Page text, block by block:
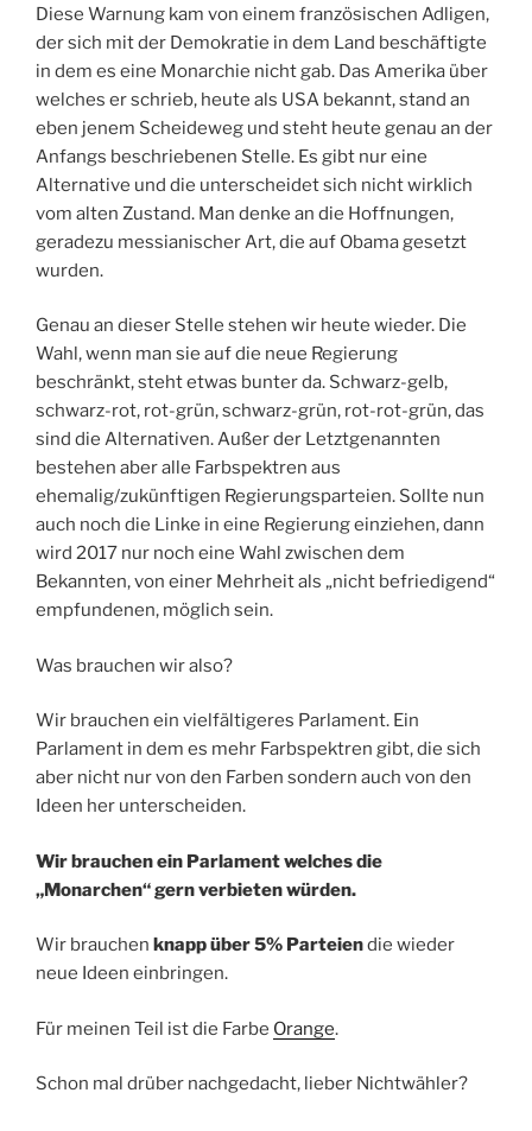
Diese Warnung kam von einem französischen Adligen,
der sich mit der Demokratie in dem Land beschäftigte
in dem es eine Monarchie nicht gab. Das Amerika über
welches er schrieb, heute als USA bekannt, stand an
eben jenem Scheideweg und steht heute genau an der
Anfangs beschriebenen Stelle. Es gibt nur eine
Alternative und die unterscheidet sich nicht wirklich
vom alten Zustand. Man denke an die Hoffnungen,
geradezu messianischer Art, die auf Obama gesetzt
wurden.
Genau an dieser Stelle stehen wir heute wieder. Die
Wahl, wenn man sie auf die neue Regierung
beschränkt, steht etwas bunter da. Schwarz-gelb,
schwarz-rot, rot-grün, schwarz-grün, rot-rot-grün, das
sind die Alternativen. Außer der Letztgenannten
bestehen aber alle Farbspektren aus
ehemalig/zukünftigen Regierungsparteien. Sollte nun
auch noch die Linke in eine Regierung einziehen, dann
wird 2017 nur noch eine Wahl zwischen dem
Bekannten, von einer Mehrheit als „nicht befriedigend“
empfundenen, möglich sein.
Was brauchen wir also?
Wir brauchen ein vielfältigeres Parlament. Ein
Parlament in dem es mehr Farbspektren gibt, die sich
aber nicht nur von den Farben sondern auch von den
Ideen her unterscheiden.
Wir brauchen ein Parlament welches die
„Monarchen“ gern verbieten würden.
Wir brauchen knapp über 5% Parteiendie wieder
neue Ideen einbringen.
Für meinen Teil ist die Farbe Orange.
Schon mal drüber nachgedacht, lieber Nichtwähler?